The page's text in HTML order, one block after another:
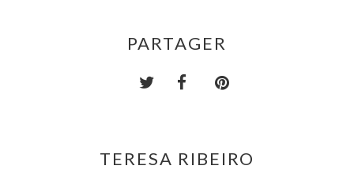
PARTAGER
TERESA RIBEIRO